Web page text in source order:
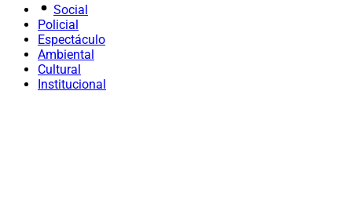
Social
Policial
Espectáculo
Ambiental
Cultural
Institucional